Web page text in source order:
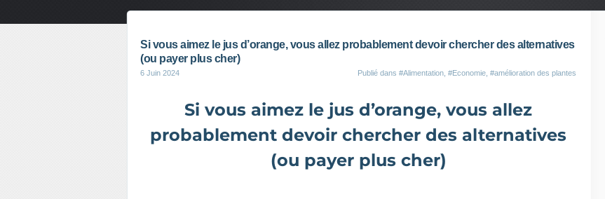
Si vous aimez le jus d’orange, vous allez probablement devoir chercher des alternatives
(ou payer plus cher)
6 Juin 2024 Publié dans #Alimentation #Economie #amélioration des plantes
Si vous aimez le jus d’orange, vous allez
probablement devoir chercher des alternatives
(ou payer plus cher)